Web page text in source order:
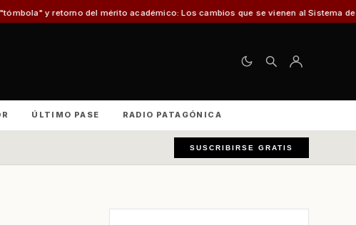
del mérito académico: Los cambios que se vienen al Sistema de Admisión
ÚLTIMO PASE RADIO PATAGÓNICA
SUSCRIBIRSE GRATIS